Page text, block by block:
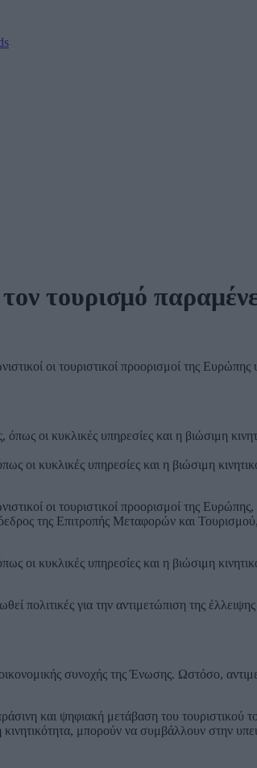
τουρισμό
οι τουριστικοί προορισμοί της
οι κυκλικές υπηρεσίες και η βιώσιμη
οι τουριστικοί προορισμοί της
της Επιτροπής Μεταφορών και
οι κυκλικές υπηρεσίες και η βιώσιμη
πολιτικές για την αντιμετώπιση της
συνοχής της Ένωσης. Ωστόσο,
και ψηφιακή μετάβαση του τουριστικού
μπορούν να συμβάλλουν στην